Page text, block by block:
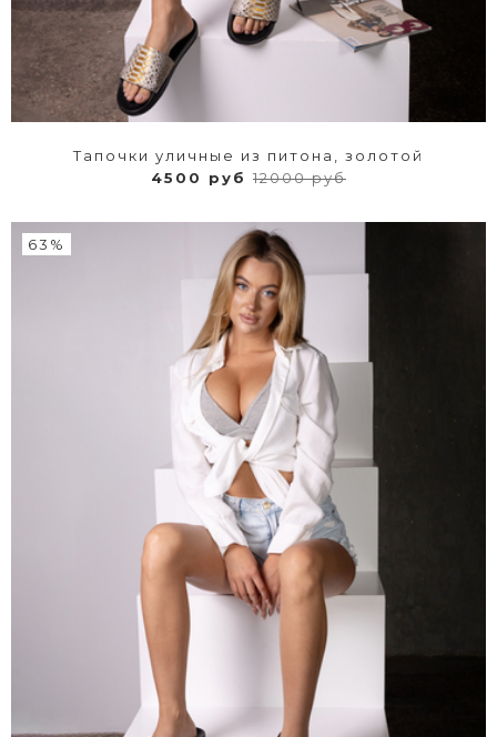
Тапочки уличные из питона, золотой
4500 руб 12000 руб
63%